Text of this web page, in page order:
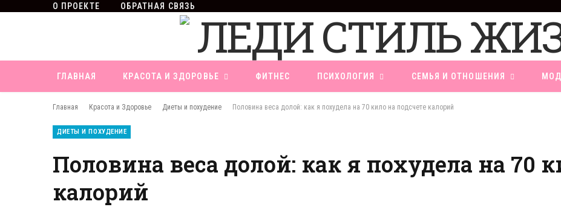
О ПРОЕКТЕ ОБРАТНАЯ СВЯЗЬ
ГЛАВНАЯ КРАСОТА И ЗДОРОВЬЕ ФИТНЕС ПСИХОЛОГИЯ СЕМЬЯ И ОТНОШЕНИЯ
Главная Красота и Здоровье Диеты и похудение Половина веса долой: как я похудела на 70 кило на подсчете калорий
ДИЕТЫ И ПОХУДЕНИЕ
Половина веса долой: как я похудела на 70
калорий